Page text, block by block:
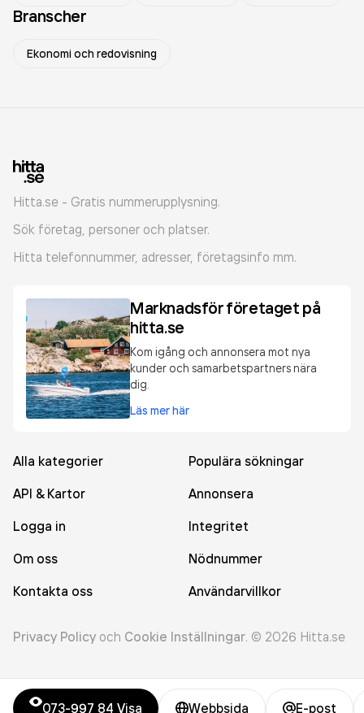
073-997 84 Visa Webbsida E-post
Branscher
Ekonomi och redovisning
Hitta.se - Gratis nummerupplysning.
Sök företag, personer och platser.
Hitta telefonnummer, adresser, företagsinfo mm.
Marknadsför företaget på
hitta.se
Kom igång och annonsera mot nya
kunder och samarbetspartners nära
dig.
Läs mer här
Alla kategorier
Populära sökningar
API & Kartor
Annonsera
Logga in
Integritet
Om oss
Nödnummer
Kontakta oss
Användarvillkor
Privacy Policy och Cookie Inställningar. © 2026 Hitta.se